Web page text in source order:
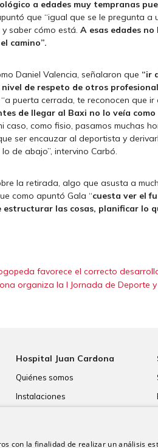
a edades muy tempranas
que “igual que se le pregunta a
saber cómo está. A esas edades
camino”.
Daniel Valencia, señalaron que “ir
de respeto de otros
puerta cerrada, te reconocen que
de llegar al Baxi no lo veía
caso, como fisio, pasamos muchas
ser encauzar al deportista y
de abajo”, intervino Carbó.
la retirada, algo que asusta a
como apuntó Gala “cuesta ver el
estructurar las cosas, planificar lo
favorece el correcto
organiza la I Jornada de Deporte
Hospital Juan Cardona
Quiénes somos
Instalaciones
con la finalidad de realizar un análisis